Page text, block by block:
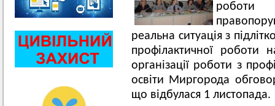
реальна ситуація з
профілактичної роботи
організації роботи з
освіти Миргорода
що відбулася 1 листопада.